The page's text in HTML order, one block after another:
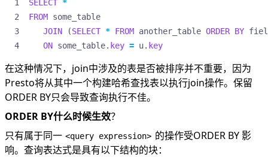
SELECT *
FROM some_table
JOIN
(SELECT * FROM another_table ORDER BY
ON some_table. key = u. key
在这种情况下，join中涉及的表是否被排序并不重要，因为
Presto将从其中一个构建哈希查找表以执行join操作。保留
ORDER BY只会导致查询执行不佳。
ORDER BY什么时候生效？
只有属于同一 <query expression> 的操作受ORDER BY 影
响。查询表达式是具有以下结构的块：